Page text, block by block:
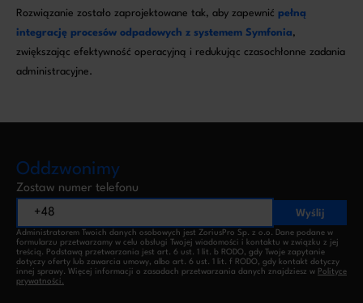
Rozwiązanie zostało zaprojektowane tak, aby zapewnić pełną
integrację procesów odpadowych z systemem Symfonia,
zwiększając efektywność operacyjną i redukując czasochłonne zadania
administracyjne.
Oddzwonimy
Zostaw numer telefonu
Wyślij
Administratorem Twoich danych osobowych jest ZoriusPro Sp. z o.o. Dane podane w
formularzu przetwarzamy w celu obsługi Twojej wiadomości i kontaktu w związku z jej
treścią. Podstawą przetwarzania jest art. 6 ust. 1 lit. b RODO, gdy Twoje zapytanie
dotyczy oferty lub zawarcia umowy, albo art. 6 ust. 1 lit. f RODO, gdy kontakt dotyczy
innej sprawy. Więcej informacji o zasadach przetwarzania danych znajdziesz w Polityce
prywatności.